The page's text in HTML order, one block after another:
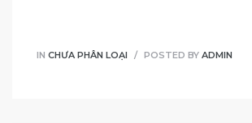
IN CHƯA PHÂN LOẠI POSTED BY ADMIN